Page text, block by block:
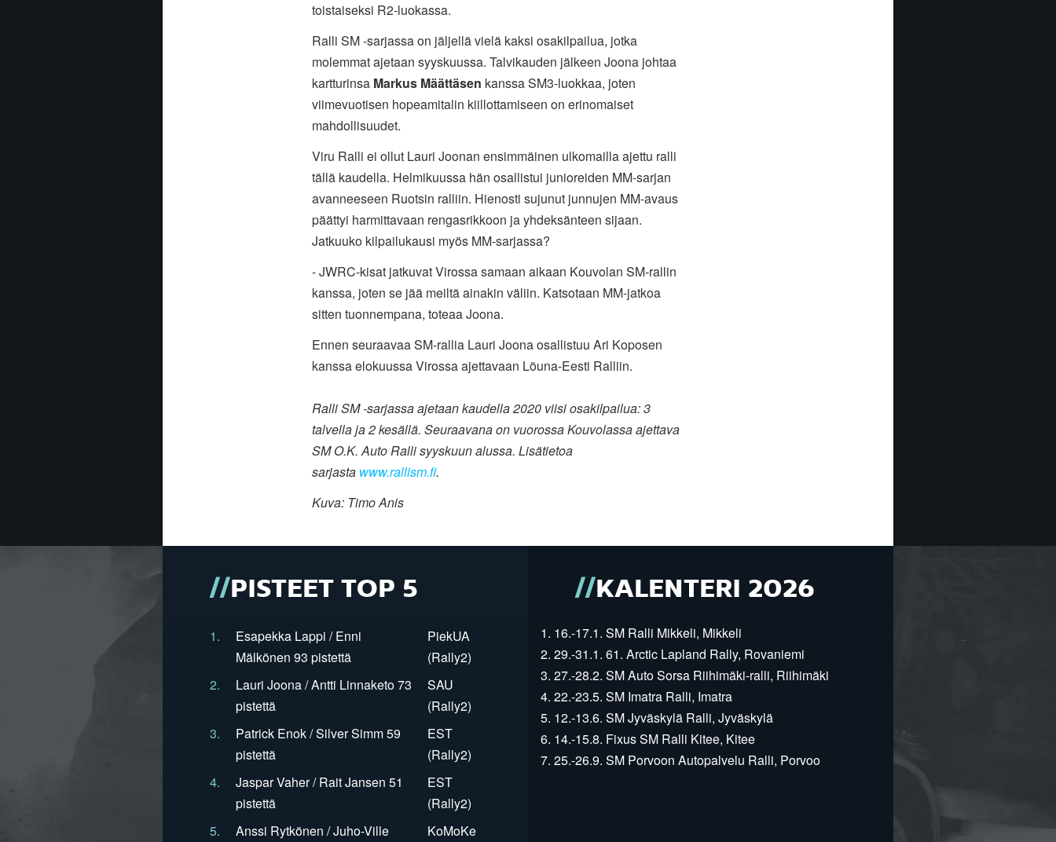
toistaiseksi R2-luokassa.
Ralli SM -sarjassa on jäljellä vielä kaksi osakilpailua, jotka
molemmat ajetaan syyskuussa. Talvikauden jälkeen Joona johtaa
kartturinsa Markus Määttäsen kanssa SM3-luokkaa, joten
viimevuotisen hopeamitalin kiillottamiseen on erinomaiset
mahdollisuudet.
Viru Ralli ei ollut Lauri Joonan ensimmäinen ulkomailla ajettu ralli
tällä kaudella. Helmikuussa hän osallistui junioreiden MM-sarjan
avanneeseen Ruotsin ralliin. Hienosti sujunut junnujen MM-avaus
päättyi harmittavaan rengasrikkoon ja yhdeksänteen sijaan.
Jatkuuko kilpailukausi myös MM-sarjassa?
- JWRC-kisat jatkuvat Virossa samaan aikaan Kouvolan SM-rallin
kanssa, joten se jää meiltä ainakin väliin. Katsotaan MM-jatkoa
sitten tuonnempana, toteaa Joona.
Ennen seuraavaa SM-rallia Lauri Joona osallistuu Ari Koposen
kanssa elokuussa Virossa ajettavaan Lõuna-Eesti Ralliin.
Ralli SM -sarjassa ajetaan kaudella 2020 viisi osakilpailua: 3
talvella ja 2 kesällä. Seuraavana on vuorossa Kouvolassa ajettava
SM O.K. Auto Ralli syyskuun alussa. Lisätietoa
sarjasta www.rallism.fi.
Kuva: Timo Anis
PISTEET TOP 5
1.
Esapekka Lappi / Enni
Mälkönen 93 pistettä
PiekUA
(Rally2)
2.
Lauri Joona / Antti Linnaketo 73
pistettä
SAU
(Rally2)
3.
Patrick Enok / Silver Simm 59
pistettä
EST
(Rally2)
4.
Jaspar Vaher / Rait Jansen 51
pistettä
EST
(Rally2)
5.
Anssi Rytkönen / Juho-Ville
KoMoKe
KALENTERI 2026
1. 16.-17.1. SM Ralli Mikkeli, Mikkeli
2. 29.-31.1. 61. Arctic Lapland Rally, Rovaniemi
3. 27.-28.2. SM Auto Sorsa Riihimäki-ralli, Riihimäki
4. 22.-23.5. SM Imatra Ralli, Imatra
5. 12.-13.6. SM Jyväskylä Ralli, Jyväskylä
6. 14.-15.8. Fixus SM Ralli Kitee, Kitee
7. 25.-26.9. SM Porvoon Autopalvelu Ralli, Porvoo